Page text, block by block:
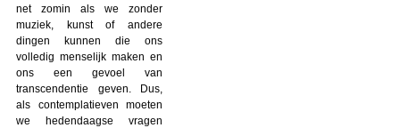
net zomin als we zonder
muziek, kunst of andere
dingen kunnen die ons
volledig menselijk maken en
ons een gevoel van
transcendentie geven. Dus,
als contemplatieven moeten
we hedendaagse vragen